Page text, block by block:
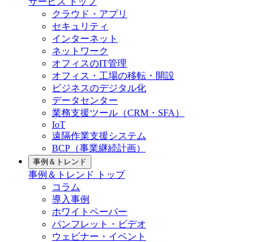
クラウド・アプリ
セキュリティ
インターネット
ネットワーク
オフィスのIT管理
オフィス・工場の移転・開設
ビジネスのデジタル化
データセンター
業務支援ツール（CRM・SFA）
IoT
遠隔作業支援システム
BCP（事業継続計画）
事例＆トレンド
事例＆トレンド トップ
コラム
導入事例
ホワイトペーパー
パンフレット・ビデオ
ウェビナー・イベント